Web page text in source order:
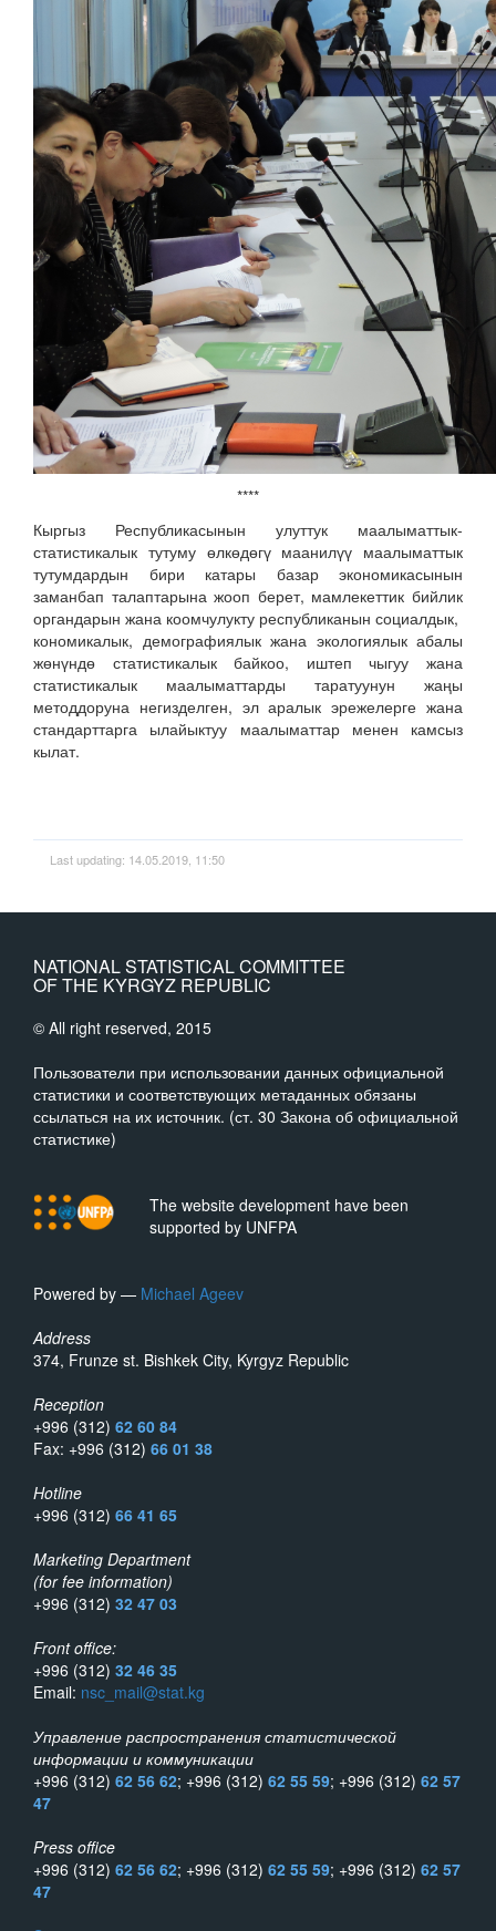
****
Кыргыз Республикасынын улуттук маалыматтык-
статистикалык тутуму өлкөдөгү маанилүү маалыматтык
тутумдардын бири катары базар экономикасынын
заманбап талаптарына жооп берет, мамлекеттик бийлик
органдарын жана коомчулукту республиканын социалдык,
кономикалык, демографиялык жана экологиялык абалы
жөнүндө статистикалык байкоо, иштеп чыгуу жана
статистикалык маалыматтарды таратуунун жаңы
методдоруна негизделген, эл аралык эрежелерге жана
стандарттарга ылайыктуу маалыматтар менен камсыз
кылат.
Last updating: 14.05.2019, 11:50
NATIONAL STATISTICAL COMMITTEE
OF THE KYRGYZ REPUBLIC
© All right reserved, 2015
Пользователи при использовании данных официальной
статистики и соответствующих метаданных обязаны
ссылаться на их источник. (ст. 30 Закона об официальной
статистике)
The website development have been
supported by UNFPA
Powered by — Michael Ageev
Address
374, Frunze st. Bishkek City, Kyrgyz Republic
Reception
+996 (312) 62 60 84
Fax: +996 (312) 66 01 38
Hotline
+996 (312) 66 41 65
Marketing Department
(for fee information)
+996 (312) 32 47 03
Front office:
+996 (312) 32 46 35
Email: nsc_mail@stat.kg
Управление распространения статистической
информации и коммуникации
+996 (312) 62 56 62; +996 (312) 62 55 59; +996 (312) 62 57
47
Press office
+996 (312) 62 56 62; +996 (312) 62 55 59; +996 (312) 62 57
47